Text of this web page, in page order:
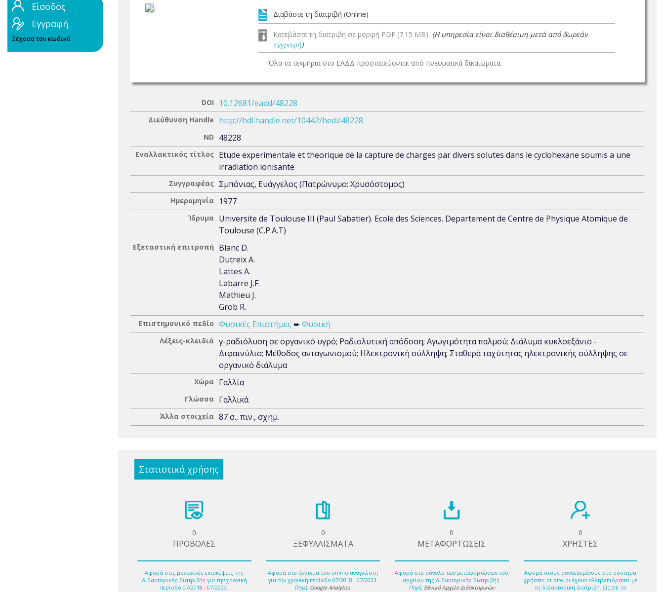
Είσοδος
Εγγραφή
Ξέχασα τον κωδικό
Διαβάστε τη διατριβή (Online)
Κατεβάστε τη διατριβή σε μορφή PDF (7.15 MB) (Η υπηρεσία είναι διαθέσιμη μετά από δωρεάν
εγγραφή)
Όλα τα τεκμήρια στο ΕΑΔΔ προστατεύονται από πνευματικά δικαιώματα.
DOI 10.12681/eadd/48228
Διεύθυνση Handle http://hdl.handle.net/10442/hedi/48228
ND 48228
Εναλλακτικός τίτλος Etude experimentale et theorique de la capture de charges par divers solutes dans le cyclohexane soumis a une
irradiation ionisante
Συγγραφέας Σμπόνιας, Ευάγγελος (Πατρώνυμο: Χρυσόστομος)
Ημερομηνία 1977
Ίδρυμα
Universite de Toulouse III (Paul Sabatier). Ecole des Sciences. Departement de Centre de Physique Atomique de
Toulouse (C.P.A.T)
Εξεταστική επιτροπή
Blanc D.
Dutreix A.
Lattes A.
Labarre J.F.
Mathieu J.
Grob R.
Επιστημονικό πεδίο Φυσικές Επιστήμες ➨ Φυσική
Λέξεις-κλειδιά γ-ραδιόλυση σε οργανικό υγρό; Ραδιολυτική απόδοση; Αγωγιμότητα παλμού; Διάλυμα κυκλοεξάνιο -
Διφαινύλιο; Μέθοδος ανταγωνισμού; Ηλεκτρονική σύλληψη; Σταθερά ταχύτητας ηλεκτρονικής σύλληψης σε
οργανικό διάλυμα
Χώρα Γαλλία
Γλώσσα Γαλλικά
Άλλα στοιχεία 87 σ., πιν., σχημ.
Στατιστικά χρήσης
0
ΠΡΟΒΟΛΕΣ
Αφορά στις μοναδικές επισκέψεις της
διδακτορικής διατριβής για την χρονική
περίοδο 07/2018 - 07/2023.
0
ΞΕΦΥΛΛΙΣΜΑΤΑ
Αφορά στο άνοιγμα του online αναγνώστη
για την χρονική περίοδο 07/2018 - 07/2023.
Πηγή: Google Analytics.
0
ΜΕΤΑΦΟΡΤΩΣΕΙΣ
Αφορά στο σύνολο των μεταφορτώσων του
αρχείου της διδακτορικής διατριβής.
Πηγή: Εθνικό Αρχείο Διδακτορικών
0
ΧΡΗΣΤΕΣ
Αφορά στους συνδεδεμένους στο σύστημα
χρήστες οι οποίοι έχουν αλληλεπιδράσει με
τη διδακτορική διατριβή. Ως επί το